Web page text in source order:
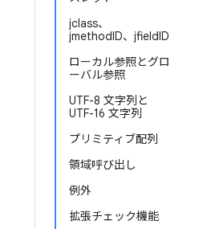
jclass、
jmethodID、jfieldID
ローカル参照とグロ
ーバル参照
UTF-8 文字列と
UTF-16 文字列
プリミティブ配列
領域呼び出し
例外
拡張チェック機能